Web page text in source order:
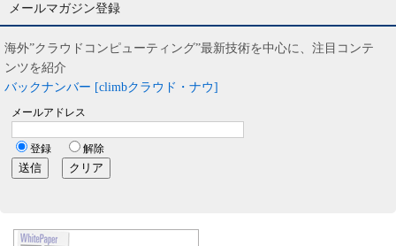
メールマガジン登録
海外”クラウドコンピューティング”最新技術を中心に、注目コンテ
ンツを紹介
バックナンバー [climbクラウド・ナウ]